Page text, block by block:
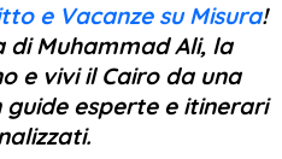
e Vacanze su Misura!
di Muhammad Ali, la
e vivi il Cairo da una
esperte e itinerari